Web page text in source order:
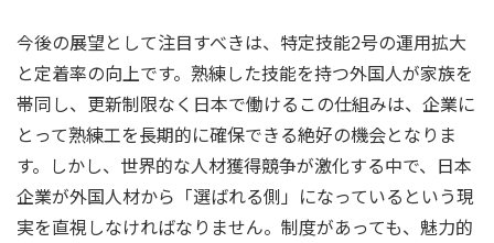
今後の展望として注目すべきは、特定技能2号の運用拡大
と定着率の向上です。熟練した技能を持つ外国人が家族を
帯同し、更新制限なく日本で働けるこの仕組みは、企業に
とって熟練工を長期的に確保できる絶好の機会となりま
す。しかし、世界的な人材獲得競争が激化する中で、日本
企業が外国人材から「選ばれる側」になっているという現
実を直視しなければなりません。制度があっても、魅力的